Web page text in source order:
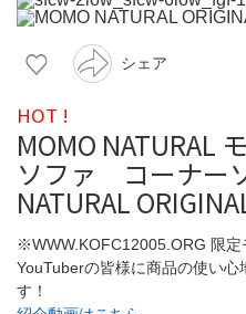
シェア
HOT !
MOMO
ソファ コーナー
NATURAL
※WWW.KOFC12005.ORG 限定
YouTuberの皆様に商品の使い心
す！